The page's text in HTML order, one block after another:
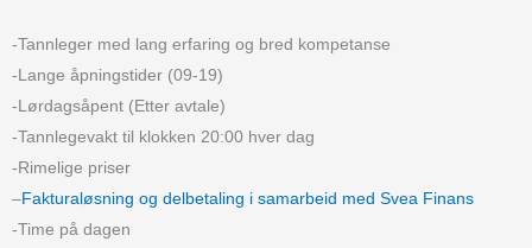
-Tannleger med lang erfaring og bred kompetanse
-Lange åpningstider (09-19)
-Lørdagsåpent (Etter avtale)
-Tannlegevakt til klokken 20:00 hver dag
-Rimelige priser
–Fakturaløsning og delbetaling i samarbeid med Svea Finans
-Time på dagen